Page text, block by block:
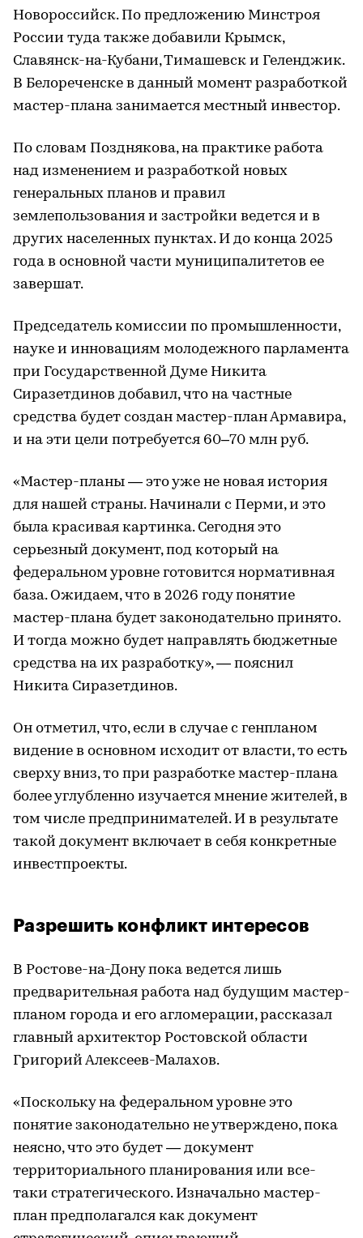
Новороссийск. По предложению Минстроя
России туда также добавили Крымск,
Славянск-на-Кубани, Тимашевск и Геленджик.
В Белореченске в данный момент разработкой
мастер-плана занимается местный инвестор.
По словам Позднякова, на практике работа
над изменением и разработкой новых
генеральных планов и правил
землепользования и застройки ведется и в
других населенных пунктах. И до конца 2025
года в основной части муниципалитетов ее
завершат.
Председатель комиссии по промышленности,
науке и инновациям молодежного парламента
при Государственной Думе Никита
Сиразетдинов добавил, что на частные
средства будет создан мастер-план Армавира,
и на эти цели потребуется 60–70 млн руб.
«Мастер-планы — это уже не новая история
для нашей страны. Начинали с Перми, и это
была красивая картинка. Сегодня это
серьезный документ, под который на
федеральном уровне готовится нормативная
база. Ожидаем, что в 2026 году понятие
мастер-плана будет законодательно принято.
И тогда можно будет направлять бюджетные
средства на их разработку», — пояснил
Никита Сиразетдинов.
Он отметил, что, если в случае с генпланом
видение в основном исходит от власти, то есть
сверху вниз, то при разработке мастер-плана
более углубленно изучается мнение жителей, в
том числе предпринимателей. И в результате
такой документ включает в себя конкретные
инвестпроекты.
Разрешить конфликт интересов
В Ростове-на-Дону пока ведется лишь
предварительная работа над будущим мастер-
планом города и его агломерации, рассказал
главный архитектор Ростовской области
Григорий Алексеев-Малахов.
«Поскольку на федеральном уровне это
понятие законодательно не утверждено, пока
неясно, что это будет — документ
территориального планирования или все-
таки стратегического. Изначально мастер-
план предполагался как документ